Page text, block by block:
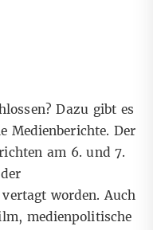
Dazu gibt es
Medienberichte. Der
am 6. und 7.
worden. Auch
medienpolitische